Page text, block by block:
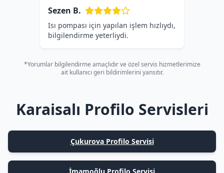
Sezen B.
Isı pompası için yapılan işlem hızlıydı,
bilgilendirme yeterliydi.
*Yorumlar bilgilendirme amaçlıdır ve özel servis hizmetlerimize
ait kullanıcı geri bildirimlerini yansıtır.
Karaisalı Profilo Servisleri
Çukurova Profilo Servisi